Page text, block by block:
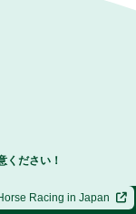
ください！
Racing in Japan